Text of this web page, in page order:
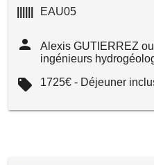
EAU05
person
Alexis GUTIERREZ
ingénieurs
local_offer 1725€ - Déjeuner